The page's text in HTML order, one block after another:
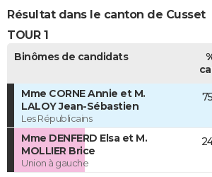
Résultat dans le canton de Cusset
TOUR 1
Binômes de candidats
Mme CORNE Annie et M.
LALOY Jean-Sébastien
Les Républicains
Mme DENFERD Elsa et M.
MOLLIER Brice
Union à gauche